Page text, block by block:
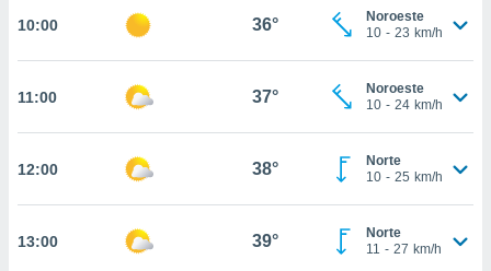
nuestros
análisis
así como
en
10:00 36°
Noroeste
10 - 23 km/h
11:00 37°
Noroeste
10 - 24 km/h
12:00 38°
Norte
10 - 25 km/h
13:00 39°
Norte
11 - 27 km/h